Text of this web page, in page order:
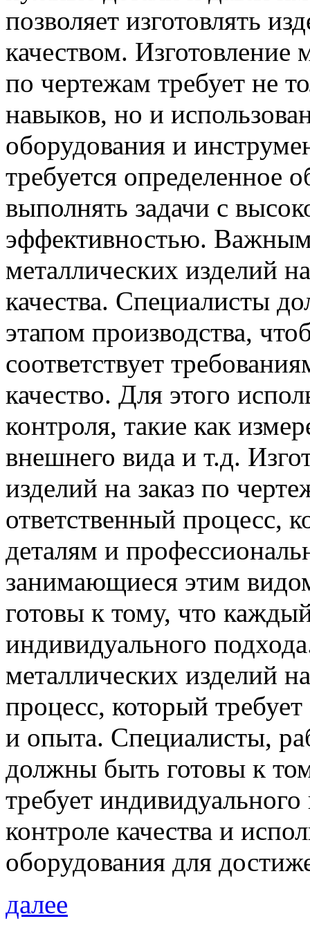
позволяет изготовлять
качеством. Изготовление
по чертежам требует не
навыков, но и
оборудования и
требуется определенное
выполнять задачи с
эффективностью. Важным
металлических изделий
качества. Специалисты
этапом производства,
соответствует
качество. Для этого
контроля, такие как
внешнего вида и т.д.
изделий на заказ по
ответственный процесс,
деталям и
занимающиеся этим
готовы к тому, что
индивидуального
металлических изделий
процесс, который
и опыта. Специалисты,
должны быть готовы к
требует
контроле качества и
оборудования для
далее